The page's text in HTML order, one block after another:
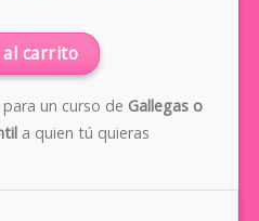
carrito
un curso de Gallegas o
a quien tú quieras